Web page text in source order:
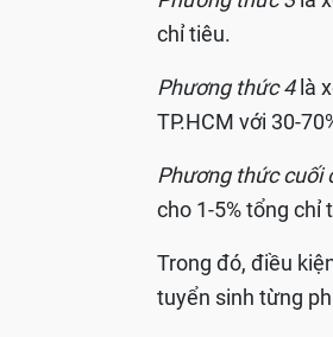
chỉ tiêu.
Phương thức 4là
TP.HCM với 30-
Phương thức cuối
cho 1-5% tổng chỉ
Trong đó, điều
tuyển sinh từng